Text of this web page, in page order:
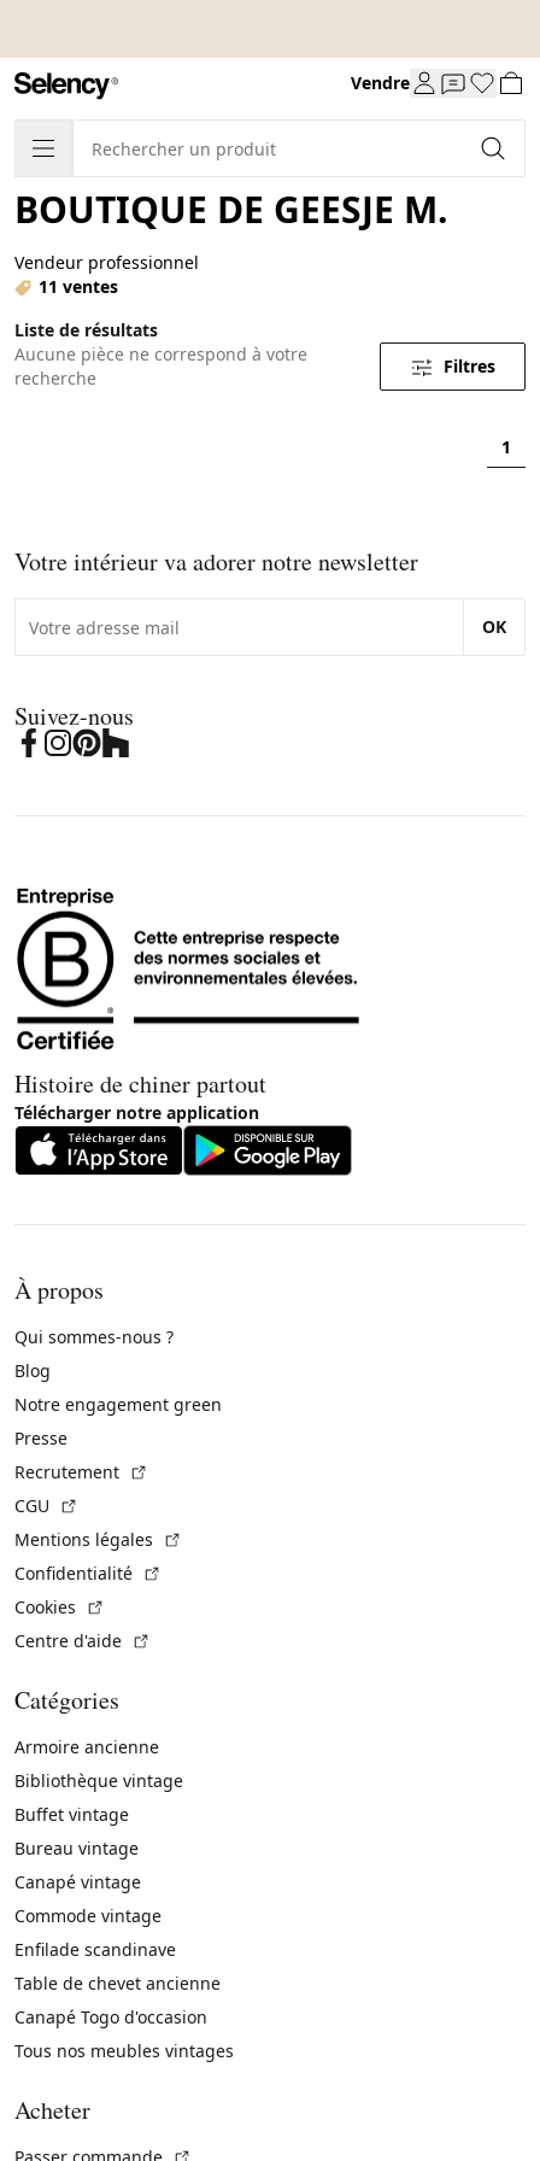
Vendre
BOUTIQUE DE GEESJE M.
Vendeur professionnel
11 ventes
Liste de résultats
Aucune pièce ne correspond à votre
recherche
Filtres
1
Votre intérieur va adorer notre newsletter
OK
Suivez-nous
Histoire de chiner partout
Télécharger notre application
À propos
Qui sommes-nous ?
Blog
Notre engagement green
Presse
Recrutement
CGU
Mentions légales
Confidentialité
Cookies
Centre d'aide
Catégories
Armoire ancienne
Bibliothèque vintage
Buffet vintage
Bureau vintage
Canapé vintage
Commode vintage
Enfilade scandinave
Table de chevet ancienne
Canapé Togo d'occasion
Tous nos meubles vintages
Acheter